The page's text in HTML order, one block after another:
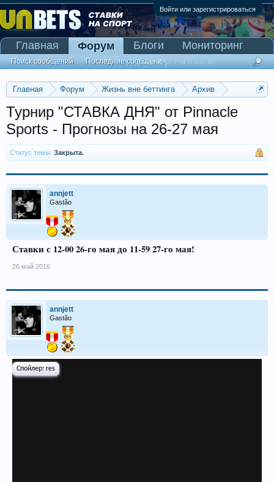
Войти или зарегистрироваться
Главная Форум Жизнь вне беттинга
Архив
Турнир "СТАВКА ДНЯ" от Pinnacle
Sports - Прогнозы на 26-27 мая
Статус темы: Закрыта.
annjett
Gastão
Ставки с 12-00 26-го мая до 11-59 27-го мая!
26 май 2016
annjett
Gastão
Спойлер: res
Главная Форум
Поиск сообщений Последние сообщения
Блоги
Мониторинг
Сканер Pinnacle